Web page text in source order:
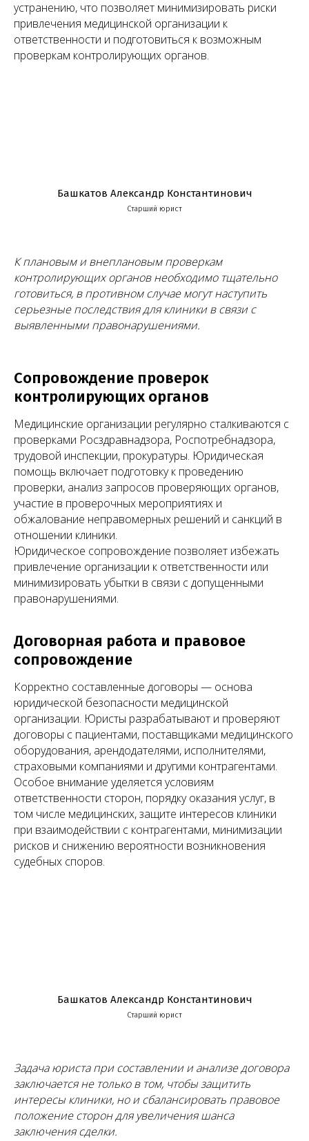
устранению, что позволяет минимизировать риски
привлечения медицинской организации к
ответственности и подготовиться к возможным
проверкам контролирующих органов.
Башкатов Александр Константинович
Старший юрист
К плановым и внеплановым проверкам
контролирующих органов необходимо тщательно
готовиться, в противном случае могут наступить
серьезные последствия для клиники в связи с
выявленными правонарушениями.
Сопровождение проверок
контролирующих органов
Медицинские организации регулярно сталкиваются с
проверками Росздравнадзора, Роспотребнадзора,
трудовой инспекции, прокуратуры. Юридическая
помощь включает подготовку к проведению
проверки, анализ запросов проверяющих органов,
участие в проверочных мероприятиях и
обжалование неправомерных решений и санкций в
отношении клиники.
Юридическое сопровождение позволяет избежать
привлечение организации к ответственности или
минимизировать убытки в связи с допущенными
правонарушениями.
Договорная работа и правовое
сопровождение
Корректно составленные договоры — основа
юридической безопасности медицинской
организации. Юристы разрабатывают и проверяют
договоры с пациентами, поставщиками медицинского
оборудования, арендодателями, исполнителями,
страховыми компаниями и другими контрагентами.
Особое внимание уделяется условиям
ответственности сторон, порядку оказания услуг, в
том числе медицинских, защите интересов клиники
при взаимодействии с контрагентами, минимизации
рисков и снижению вероятности возникновения
судебных споров.
Башкатов Александр Константинович
Старший юрист
Задача юриста при составлении и анализе договора
заключается не только в том, чтобы защитить
интересы клиники, но и сбалансировать правовое
положение сторон для увеличения шанса
заключения сделки.